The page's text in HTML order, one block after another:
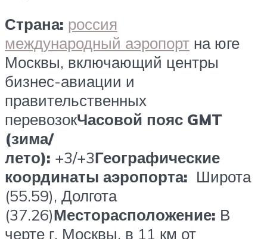
Страна: россия
международный аэропорт на юге
Москвы, включающий центры
бизнес-авиации и
правительственных
перевозокЧасовой пояс GMT
(зима/
лето): +3/+3Географические
координаты аэропорта: Широта
(55.59), Долгота
(37.26)Месторасположение: В
черте г. Москвы, в 11 км от